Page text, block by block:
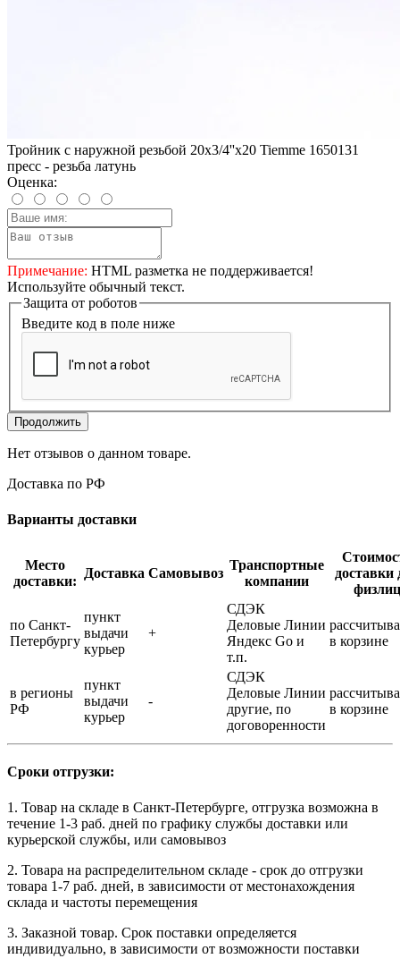
Тройник с наружной резьбой 20x3/4''x20 Tiemme 1650131
пресс - резьба латунь
Оценка:
Примечание: HTML разметка не поддерживается!
Используйте обычный текст.
Защита от роботов
Введите код в поле ниже
Продолжить
Нет отзывов о данном товаре.
Доставка по РФ
Варианты доставки
Место
доставки:
Доставка Самовывоз
Транспортные
компании
доставки
физлиц
по Санкт-
Петербургу
пункт
выдачи
курьер
+
СДЭК
Деловые Линии
Яндекс Go и
т.п.
в корзине
в регионы
РФ
пункт
выдачи
курьер
-
СДЭК
Деловые Линии
другие, по
договоренности
в корзине
Сроки отгрузки:
1. Товар на складе в Санкт-Петербурге, отгрузка возможна в
течение 1-3 раб. дней по графику службы доставки или
курьерской службы, или самовывоз
2. Товара на распределительном складе - срок до отгрузки
товара 1-7 раб. дней, в зависимости от местонахождения
склада и частоты перемещения
3. Заказной товар. Срок поставки определяется
индивидуально, в зависимости от возможности поставки